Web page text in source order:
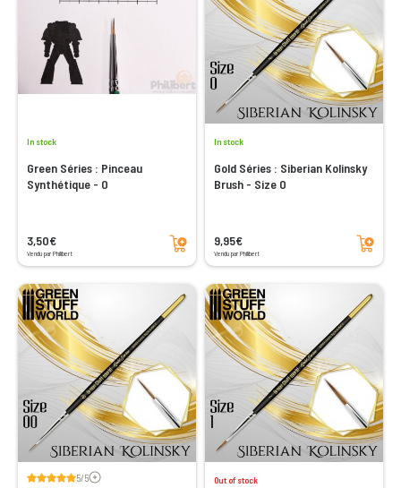
In stock
Green Séries : Pinceau
Synthétique - 0
3,50€
Vendu par Philibert
Add to cart
In stock
Gold Séries : Siberian Kolinsky
Brush - Size 0
9,95€
Vendu par Philibert
Add to cart
5/5Voir les avis
Out of stock